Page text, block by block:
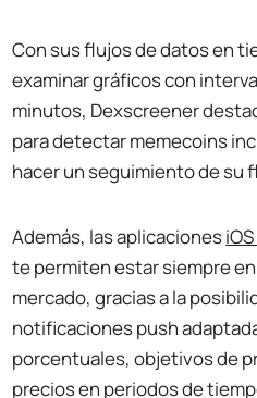
Con sus flujos de datos en
examinar gráficos con
minutos, Dexscreener
para detectar memecoins
hacer un seguimiento de su
Además, las aplicacionesi
te permiten estar siempre
mercado, gracias a la
notificaciones push
porcentuales, objetivos de
precios en periodos de